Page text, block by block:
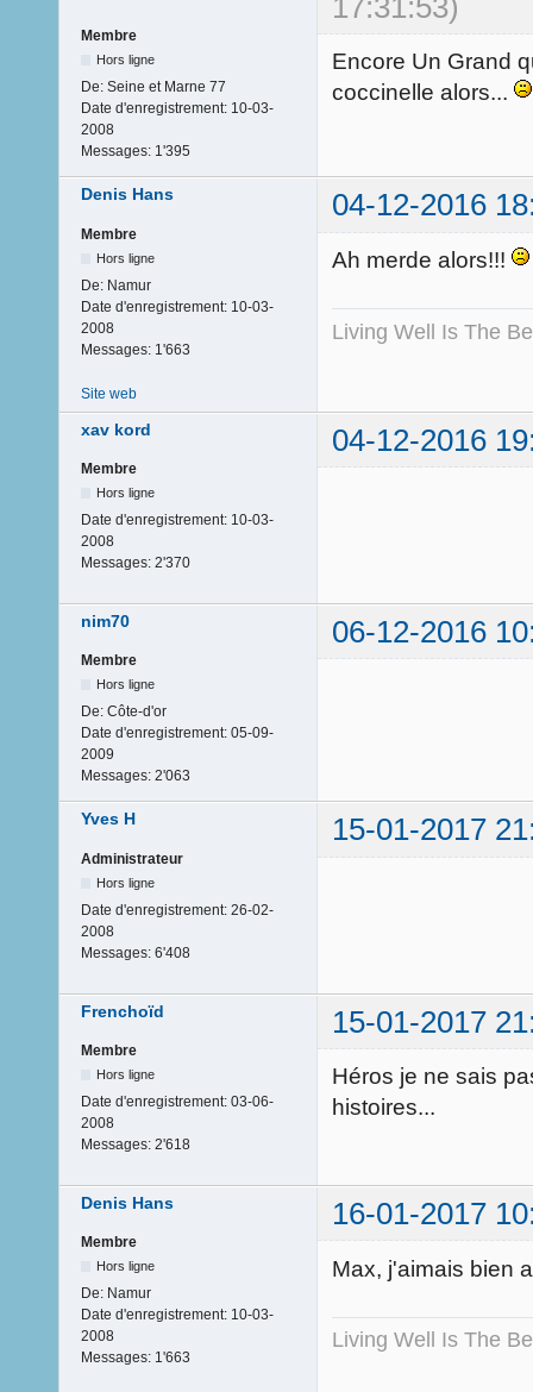
17:31:53)
Membre
Hors ligne
De: Seine et Marne 77
Date d'enregistrement: 10-03-
2008
Messages: 1'395
Encore Un Grand
coccinelle alors...
Denis Hans 04-12-2016
Membre
Hors ligne
De: Namur
Date d'enregistrement: 10-03-
2008
Messages: 1'663
Ah merde alors!!!
Living Well Is The
Site web
xav kord 04-12-2016
Membre
Hors ligne
Date d'enregistrement: 10-03-
2008
Messages: 2'370
nim70 06-12-2016
Membre
Hors ligne
De: Côte-d'or
Date d'enregistrement: 05-09-
2009
Messages: 2'063
Yves H 15-01-2017
Administrateur
Hors ligne
Date d'enregistrement: 26-02-
2008
Messages: 6'408
Frenchoïd 15-01-2017
Membre
Hors ligne
Date d'enregistrement: 03-06-
2008
Messages: 2'618
Héros je ne sais
histoires...
Denis Hans 16-01-2017
Membre
Hors ligne
De: Namur
Date d'enregistrement: 10-03-
2008
Messages: 1'663
Max, j'aimais bien
Living Well Is The